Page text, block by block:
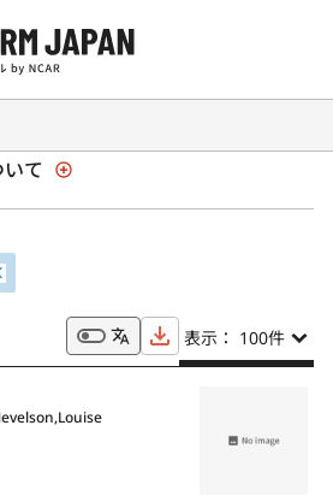
品サーチ「SHŪZŌ」
て
表示： 100件